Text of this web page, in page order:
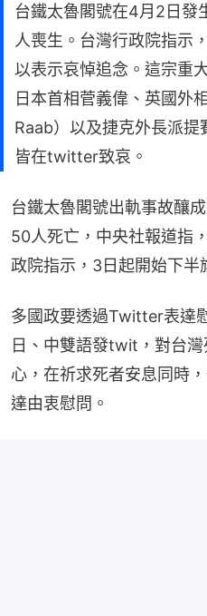
台鐵太魯閣號在4月2日發
人喪生。台灣行政院指示
以表示哀悼追念。這宗重
日本首相菅義偉、英國外
Raab）以及捷克外長派提
皆在twitter致哀。
台鐵太魯閣號出軌事故釀
50人死亡，中央社報道指
政院指示，3日起開始下半
多國政要透過Twitter表達
日、中雙語發twit，對台
心，在祈求死者安息同時
達由衷慰問。